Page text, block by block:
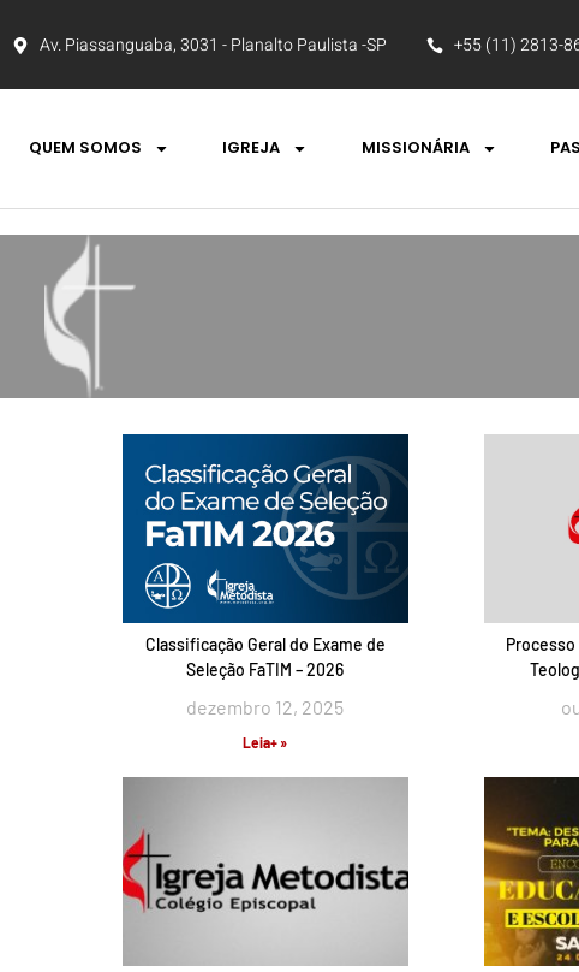
Av. Piassanguaba, 3031 - Planalto Paulista -SP +55 (11) 2813-
QUEM SOMOS IGREJA MISSIONÁRIA
Classificação Geral do Exame de
Seleção FaTIM – 2026
dezembro 12, 2025
Leia+ »